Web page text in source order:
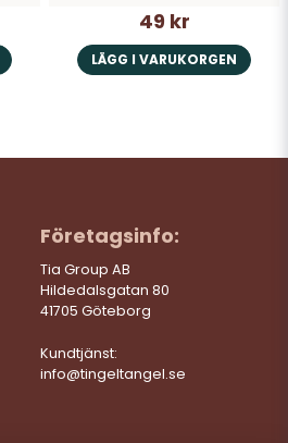
49 kr
LÄGG I VARUKORGEN
Företagsinfo:
Tia Group AB
Hildedalsgatan 80
41705 Göteborg
Kundtjänst:
info@tingeltangel.se